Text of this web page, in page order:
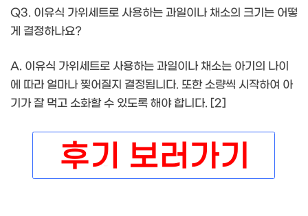
Q3. 이유식 가위세트로 사용하는 과일이나 채소의 크기는 어떻
게 결정하나요?
A. 이유식 가위세트로 사용하는 과일이나 채소는 아기의 나이
에 따라 얼마나 찢어질지 결정됩니다. 또한 소량씩 시작하여 아
기가 잘 먹고 소화할 수 있도록 해야 합니다. [2]